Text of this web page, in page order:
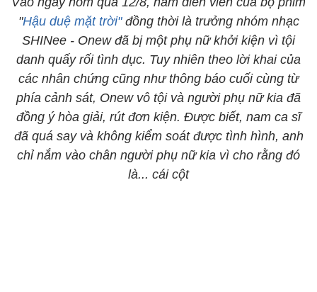
"Hậu duệ mặt trời"đồng thời là trưởng nhóm nhạc
SHINee - Onew đã bị một phụ nữ khởi kiện vì tội
danh quấy rối tình dục. Tuy nhiên theo lời khai của
các nhân chứng cũng như thông báo cuối cùng từ
phía cảnh sát, Onew vô tội và người phụ nữ kia đã
đồng ý hòa giải, rút đơn kiện. Được biết, nam ca sĩ
đã quá say và không kiểm soát được tình hình, anh
chỉ nắm vào chân người phụ nữ kia vì cho rằng đó
là... cái cột